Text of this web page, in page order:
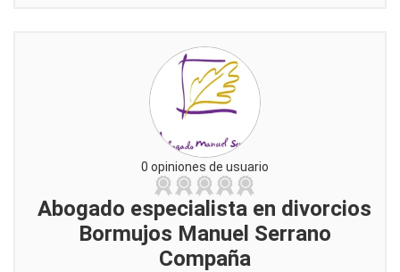
0 opiniones de usuario
Abogado especialista en divorcios
Bormujos Manuel Serrano
Compaña